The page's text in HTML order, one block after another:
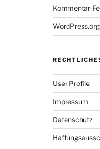
Kommentar-
WordPress.org
User Profile
Impressum
Datenschutz